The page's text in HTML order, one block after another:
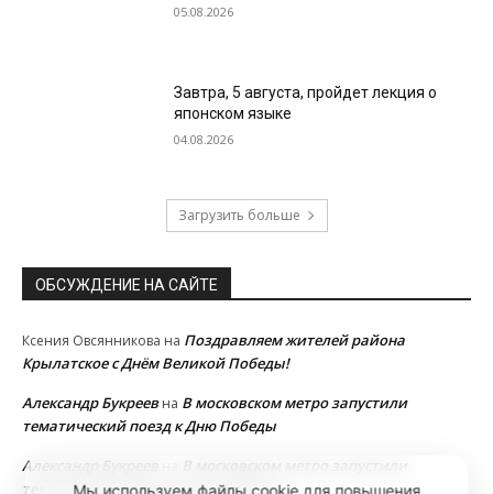
05.08.2026
Завтра, 5 августа, пройдет лекция о
японском языке
04.08.2026
Загрузить больше
ОБСУЖДЕНИЕ НА САЙТЕ
Ксения Овсянникова на Поздравляем жителей района
Крылатское с Днём Великой Победы!
Александр Букреевна В московском метро запустили
тематический поезд к Дню Победы
Александр Букреев
В московском метро запустили
тематический поезд к Дню Победы
Мы используем файлы cookie для повышения